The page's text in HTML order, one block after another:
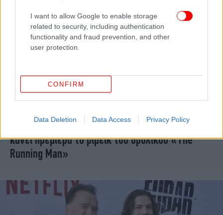
I want to allow Google to enable storage
related to security, including authentication
functionality and fraud prevention, and other
user protection.
CONFIRM
Data Deletion Data Access Privacy Policy
Από τον Σβαρτσενέγκερ στον Πάουελ: Πότε
κάνει πρεμιέρα το ριμέικ του θρυλικού «The
Running Man»